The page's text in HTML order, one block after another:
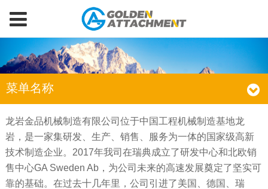
菜单名称
龙岩金品机械制造有限公司位于中国工程机械制造基地龙
岩，是一家集研发、生产、销售、服务为一体的国家级高新
技术制造企业。2017年我司在瑞典成立了研发中心和北欧销
售中心GA Sweden Ab，为公司未来的高速发展奠定了坚实可
靠的基础。在过去十几年里，公司引进了美国、德国、瑞